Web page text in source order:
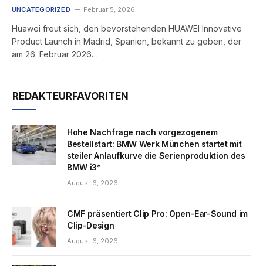
UNCATEGORIZED Februar 5, 2026
Huawei freut sich, den bevorstehenden HUAWEI Innovative
Product Launch in Madrid, Spanien, bekannt zu geben, der
am 26. Februar 2026…
REDAKTEURFAVORITEN
Hohe Nachfrage nach vorgezogenem
Bestellstart: BMW Werk München startet mit
steiler Anlaufkurve die Serienproduktion des
BMW i3*
August 6, 2026
CMF präsentiert Clip Pro: Open-Ear-Sound im
Clip-Design
August 6, 2026